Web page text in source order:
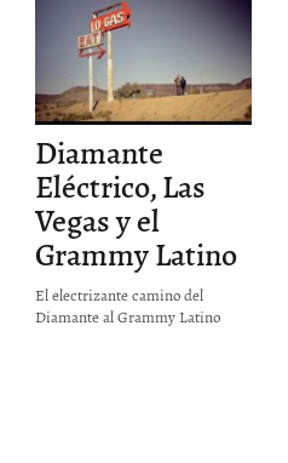
Diamante
Eléctrico:
Camino a Las
Vegas
Diamante
Eléctrico, Las
Vegas y el
Grammy Latino
El electrizante camino del
Diamante al Grammy Latino